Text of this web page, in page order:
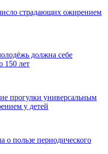
страдающих ожирением
должна себе
150 лет
прогулки универсальным
у детей
о пользе периодического